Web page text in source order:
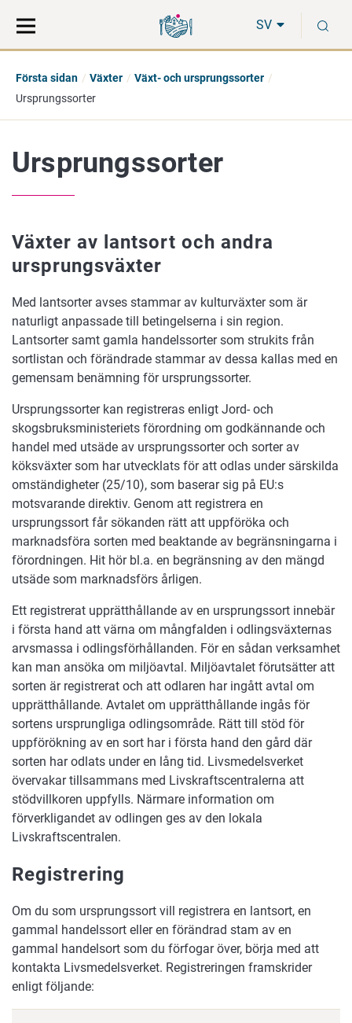
direkt
till
på
hela
SV
Första sidan Växter
Växt- och ursprungssorter
Ursprungssorter
Ursprungssorter
Växter av lantsort och andra
ursprungsväxter
Med lantsorter avses stammar av kulturväxter som är
naturligt anpassade till betingelserna i sin region.
Lantsorter samt gamla handelssorter som strukits från
sortlistan och förändrade stammar av dessa kallas med en
gemensam benämning för ursprungssorter.
Ursprungssorter kan registreras enligt Jord- och
skogsbruksministeriets förordning om godkännande och
handel med utsäde av ursprungssorter och sorter av
köksväxter som har utvecklats för att odlas under särskilda
omständigheter (25/10), som baserar sig på EU:s
motsvarande direktiv. Genom att registrera en
ursprungssort får sökanden rätt att uppföröka och
marknadsföra sorten med beaktande av begränsningarna i
förordningen. Hit hör bl.a. en begränsning av den mängd
utsäde som marknadsförs årligen.
Ett registrerat upprätthållande av en ursprungssort innebär
i första hand att värna om mångfalden i odlingsväxternas
arvsmassa i odlingsförhållanden. För en sådan verksamhet
kan man ansöka om miljöavtal. Miljöavtalet förutsätter att
sorten är registrerat och att odlaren har ingått avtal om
upprätthållande. Avtalet om upprätthållande ingås för
sortens ursprungliga odlingsområde. Rätt till stöd för
uppförökning av en sort har i första hand den gård där
sorten har odlats under en lång tid. Livsmedelsverket
övervakar tillsammans med Livskraftscentralerna att
stödvillkoren uppfylls. Närmare information om
förverkligandet av odlingen ges av den lokala
Livskraftscentralen.
Registrering
Om du som ursprungssort vill registrera en lantsort, en
gammal handelssort eller en förändrad stam av en
gammal handelsort som du förfogar över, börja med att
kontakta Livsmedelsverket. Registreringen framskrider
enligt följande: